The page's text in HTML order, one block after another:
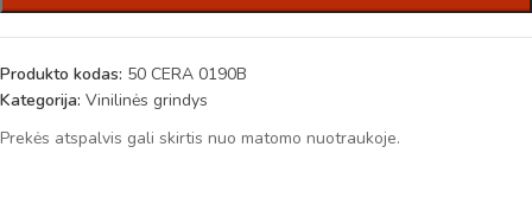
Produkto kodas: 50 CERA 0190B
Kategorija: Vinilinės grindys
Prekės atspalvis gali skirtis nuo matomo nuotraukoje.